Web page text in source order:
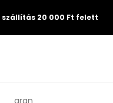
szállítás 20 000 Ft felett